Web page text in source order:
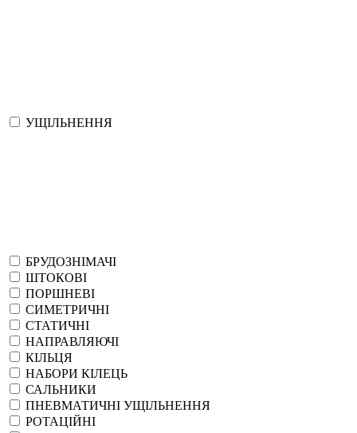
УЩІЛЬНЕННЯ
БРУДОЗНІМАЧІ
ШТОКОВІ
ПОРШНЕВІ
СИМЕТРИЧНІ
СТАТИЧНІ
НАПРАВЛЯЮЧІ
КІЛЬЦЯ
НАБОРИ КІЛЕЦЬ
САЛЬНИКИ
ПНЕВМАТИЧНІ УЩІЛЬНЕННЯ
РОТАЦІЙНІ